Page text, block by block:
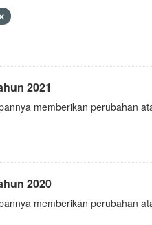
2021
memberikan perubahan
2020
memberikan perubahan